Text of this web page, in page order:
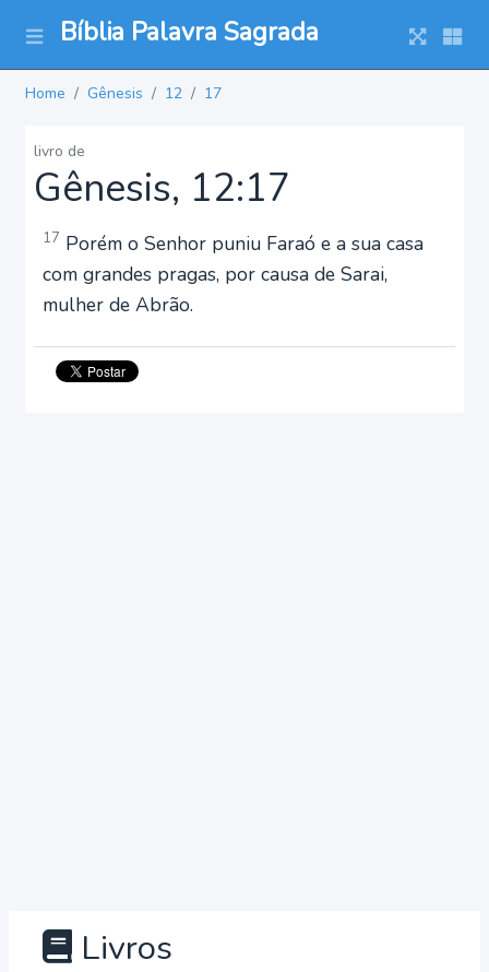
Bíblia Palavra Sagrada
Home Gênesis 12 17
livro de
Gênesis, 12:17
17 Porém o Senhor puniu Faraó e a sua casa
com grandes pragas, por causa de Sarai,
mulher de Abrão.
Livros